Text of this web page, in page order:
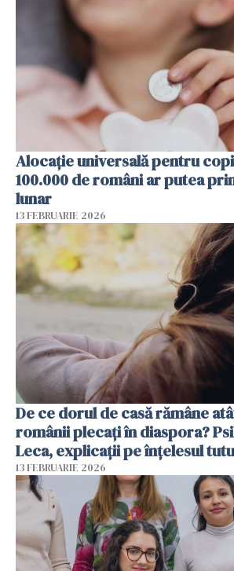
Alocație universală pentru
100.000 de români ar putea
lunar
13 FEBRUARIE 2026
De ce dorul de casă rămâne
românii plecați în diaspora?
Leca, explicații pe înțelesul
13 FEBRUARIE 2026